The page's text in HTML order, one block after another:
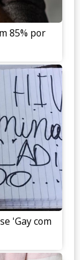
85% por
'Gay com